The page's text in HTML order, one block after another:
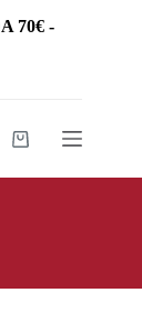
70€ -
Carrello